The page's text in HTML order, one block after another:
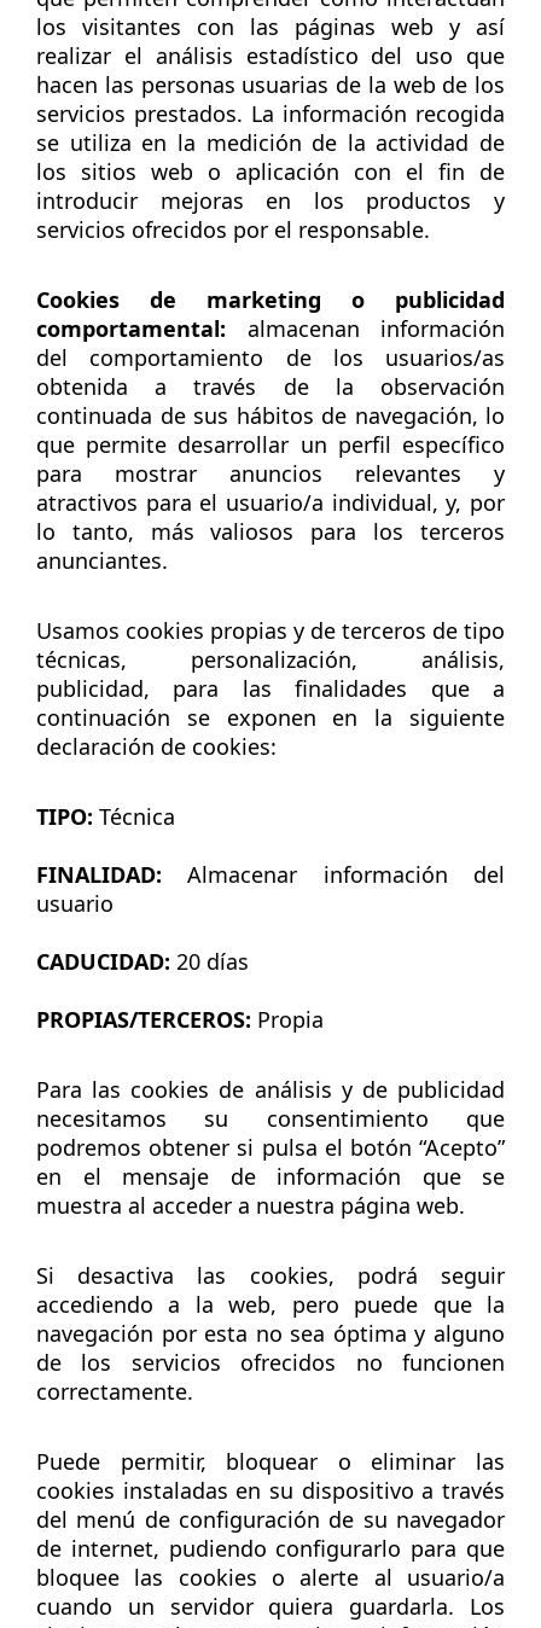
los visitantes con las páginas web y así
realizar el análisis estadístico del uso que
hacen las personas usuarias de la web de los
servicios prestados. La información recogida
se utiliza en la medición de la actividad de
los sitios web o aplicación con el fin de
introducir mejoras en los productos y
servicios ofrecidos por el responsable.
Cookies de marketing o publicidad
comportamental: almacenan información
del comportamiento de los usuarios/as
obtenida a través de la observación
continuada de sus hábitos de navegación, lo
que permite desarrollar un perfil específico
para mostrar anuncios relevantes y
atractivos para el usuario/a individual, y, por
lo tanto, más valiosos para los terceros
anunciantes.
Usamos cookies propias y de terceros de tipo
técnicas, personalización, análisis,
publicidad, para las finalidades que a
continuación se exponen en la siguiente
declaración de cookies:
TIPO: Técnica
FINALIDAD: Almacenar información del
usuario
CADUCIDAD: 20 días
PROPIAS/TERCEROS: Propia
Para las cookies de análisis y de publicidad
necesitamos su consentimiento que
podremos obtener si pulsa el botón “Acepto”
en el mensaje de información que se
muestra al acceder a nuestra página web.
Si desactiva las cookies, podrá seguir
accediendo a la web, pero puede que la
navegación por esta no sea óptima y alguno
de los servicios ofrecidos no funcionen
correctamente.
Puede permitir, bloquear o eliminar las
cookies instaladas en su dispositivo a través
del menú de configuración de su navegador
de internet, pudiendo configurarlo para que
bloquee las cookies o alerte al usuario/a
cuando un servidor quiera guardarla. Los